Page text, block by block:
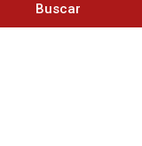
Buscar